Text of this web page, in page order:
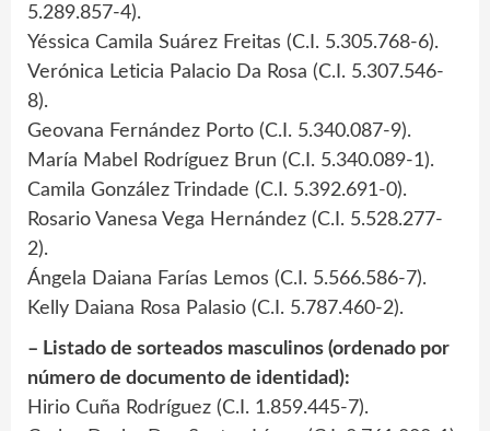
5.289.857-4).
Yéssica Camila Suárez Freitas (C.I. 5.305.768-6).
Verónica Leticia Palacio Da Rosa (C.I. 5.307.546-
8).
Geovana Fernández Porto (C.I. 5.340.087-9).
María Mabel Rodríguez Brun (C.I. 5.340.089-1).
Camila González Trindade (C.I. 5.392.691-0).
Rosario Vanesa Vega Hernández (C.I. 5.528.277-
2).
Ángela Daiana Farías Lemos (C.I. 5.566.586-7).
Kelly Daiana Rosa Palasio (C.I. 5.787.460-2).
– Listado de sorteados masculinos (ordenado por
número de documento de identidad):
Hirio Cuña Rodríguez (C.I. 1.859.445-7).